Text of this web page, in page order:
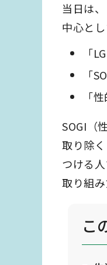
当日は
中心と
「
「
「
SOGI（
取り除
つける
取り組
こ